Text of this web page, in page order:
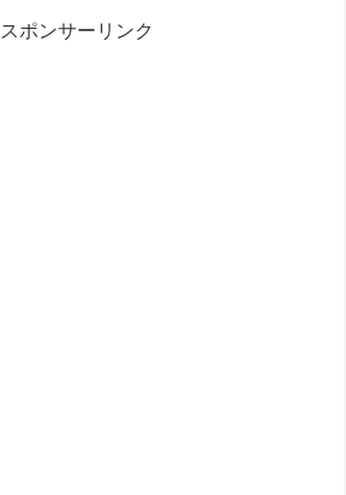
スポンサーリンク